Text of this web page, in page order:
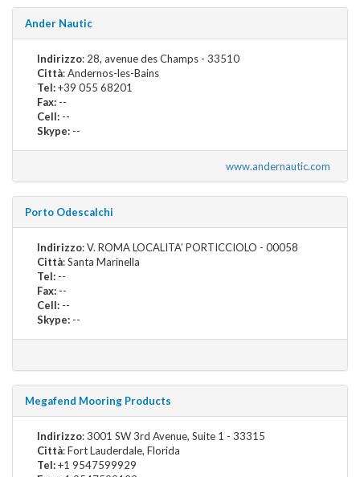
Ander Nautic
Indirizzo: 28, avenue des Champs - 33510
Città: Andernos-les-Bains
Tel:+39 055 68201
Fax: --
Cell: --
Skype: --
www.andernautic.com
Porto Odescalchi
Indirizzo: V. ROMA LOCALITA’ PORTICCIOLO - 00058
Città: Santa Marinella
Tel: --
Fax: --
Cell: --
Skype: --
Megafend Mooring Products
Indirizzo: 3001 SW 3rd Avenue, Suite 1 - 33315
Città: Fort Lauderdale, Florida
Tel:+1 9547599929